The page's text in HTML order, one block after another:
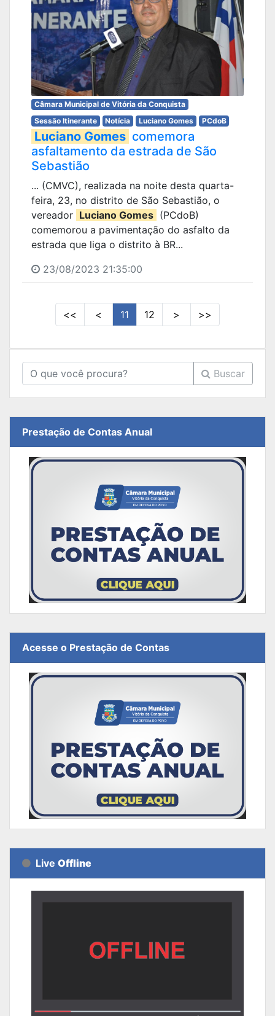
Câmara Municipal de Vitória da Conquista
Sessão Itinerante
Notícia Luciano Gomes PCdoB
Luciano Gomes comemora
asfaltamento da estrada de São
Sebastião
... (CMVC), realizada na noite desta quarta-
feira, 23, no distrito de São Sebastião, o
vereador Luciano Gomes (PCdoB)
comemorou a pavimentação do asfalto da
estrada que liga o distrito à BR...
23/08/2023 21:35:00
<< < 11 12 > >>
Buscar
Prestação de Contas Anual
Acesse o Prestação de Contas
Live Offline